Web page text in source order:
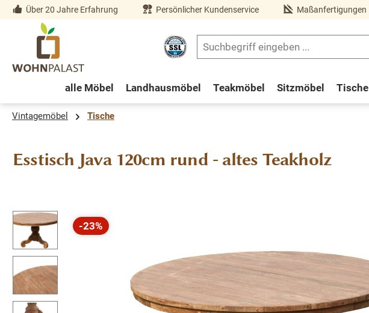
Zur Hauptnavigation springen
Über 20 Jahre Erfahrung Persönlicher Kundenservice Maßanfertigungen
alle Möbel Landhausmöbel Teakmöbel Sitzmöbel Tische
Vintagemöbel Tische
Esstisch Java 120cm rund - altes Teakholz
Bildergalerie überspringen
-23%
Rabatt